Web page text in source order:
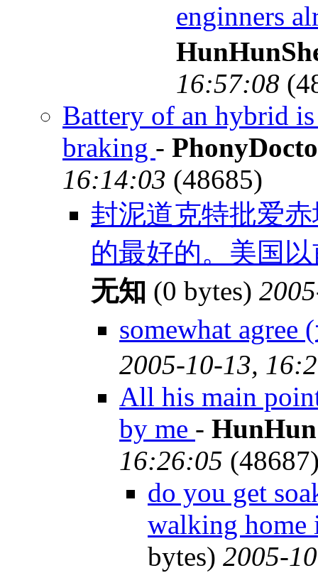
enginners
16:57:08
Battery of an hybrid
braking -
16:14:03 (48685)
封泥道克特批爱
的最好的。美国
无知 (0 bytes)
somewhat agree
2005-10-13,
All his main
by me -
16:26:05
do you get
walking home
bytes) 2005-